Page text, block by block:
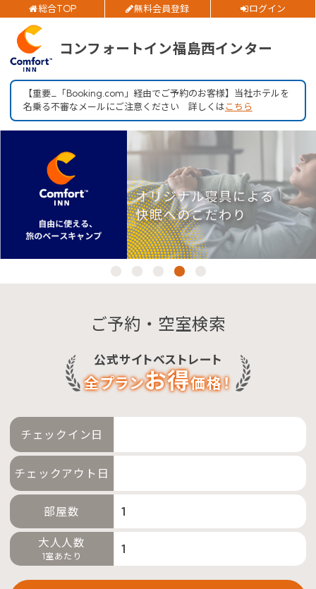
総合TOP 無料会員登録 ログイン
コンフォートイン福島西インター
チェックアウト日
部屋数
大人人数
1室あたり
空室検索
会員特典のご案内
特別優待会員様 交通＋宿泊プラン
【重要_「Booking.com」経由でご予約のお客様】当社ホテルを
名乗る不審なメールにご注意ください 詳しくはこちら
ご予約・空室検索
公式サイトベストレート
全プランお得価格！
チェックイン日
チェックアウト日
部屋数
大人人数
1室あたり
ご予約確認・変更・キャンセルフォーム
公式Webサイトからのご予約